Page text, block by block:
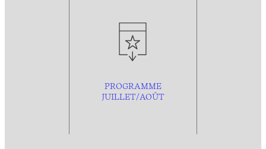
PROGRAMME
JUILLET/AOÛT